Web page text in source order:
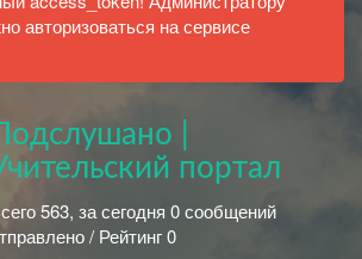
авторизоваться на сервисе
|
портал
563, за сегодня 0 сообщений
/ Рейтинг 0